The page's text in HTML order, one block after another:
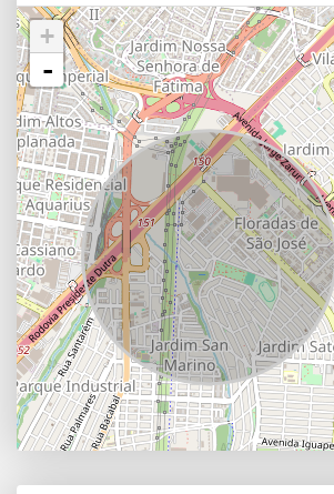
+
-